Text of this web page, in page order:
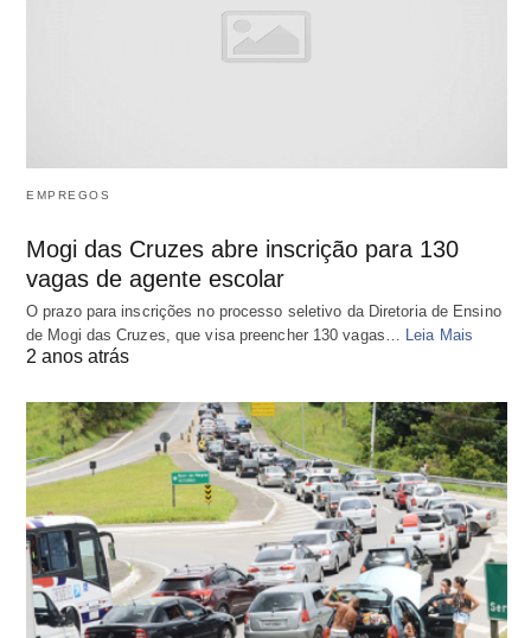
EMPREGOS
Mogi das Cruzes abre inscrição para 130
vagas de agente escolar
O prazo para inscrições no processo seletivo da Diretoria de Ensino
de Mogi das Cruzes, que visa preencher 130 vagas… Leia Mais
2 anos atrás